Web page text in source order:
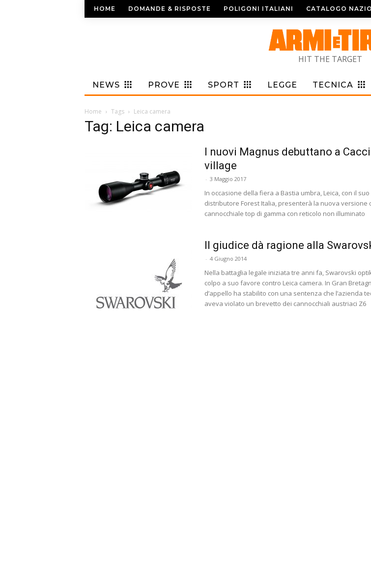
HOME DOMANDE & RISPOSTE POLIGONI ITALIANI CATALOGO
HIT THE TARGET
NEWS PROVE SPORT LEGGE TECNICA
Home Tags Leica camera
Tag: Leica camera
I nuovi Magnus debuttano a
village
- 3 Maggio 2017
In occasione della fiera a Bastia umbra, Leica, con il suo
distributore Forest Italia, presenterà la nuova versione
cannocchiale top di gamma con reticolo non illuminato
Il giudice dà ragione alla
- 4 Giugno 2014
Nella battaglia legale iniziata tre anni fa, Swarovski
colpo a suo favore contro Leica camera. In Gran
d’appello ha stabilito con una sentenza che l’azienda
aveva violato un brevetto dei cannocchiali austriaci Z6